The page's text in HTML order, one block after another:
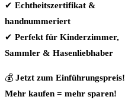
✔ Echtheitszertifikat &
handnummeriert
✔ Perfekt für Kinderzimmer,
Sammler & Hasenliebhaber
💰 Jetzt zum Einführungspreis!
Mehr kaufen = mehr sparen!